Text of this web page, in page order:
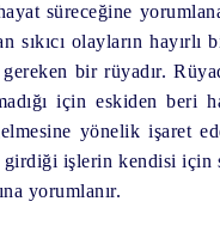
süreceğine
sıkıcı olayların
bir rüyadır.
için eskiden beri
yönelik işaret
girdiği işlerin kendisi için
yorumlanır.